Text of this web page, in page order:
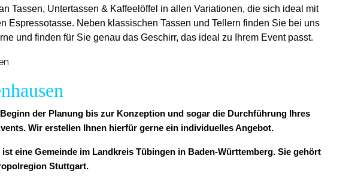
Tassen, Untertassen & Kaffeelöffel in allen Variationen, die sich ideal mit
Espressotasse. Neben klassischen Tassen und Tellern finden Sie bei uns
und finden für Sie genau das Geschirr, das ideal zu Ihrem Event passt.
der Planung bis zur Konzeption und sogar die Durchführung Ihres
Wir erstellen Ihnen hierfür gerne ein individuelles Angebot.
eine Gemeinde im Landkreis Tübingen in Baden-Württemberg. Sie gehört
Stuttgart.